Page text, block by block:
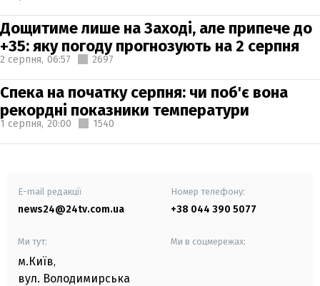
Дощитиме лише на Заході, але припече до
+35: яку погоду прогнозують на 2 серпня
2 серпня, 06:57 2697
Спека на початку серпня: чи поб'є вона
рекордні показники температури
1 серпня, 20:00 1540
E-mail редакції
news24@24tv.com.ua
Номер телефону:
+38 044 390 5077
Ми тут:
м.Київ,
вул. Володимирська
Ми в соцмережах: